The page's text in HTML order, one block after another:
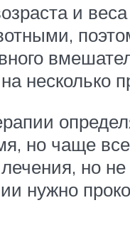
и
несколько
но чаще
но
нужно